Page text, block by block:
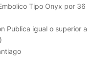
Tipo Onyx por 36
Publica igual o superior a